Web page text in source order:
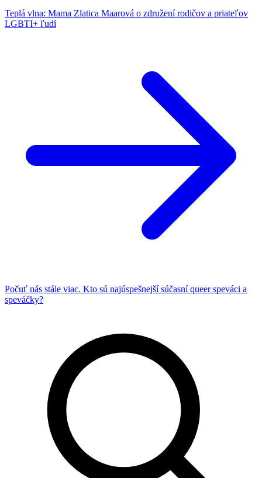
Teplá vlna: Mama Zlatica Maarová o združení rodičov a priateľov
LGBTI+ ľudí
Počuť nás stále viac. Kto sú najúspešnejší súčasní queer speváci a
speváčky?